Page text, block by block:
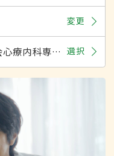
変更
日本心療内科学会心療内科専門医 選択